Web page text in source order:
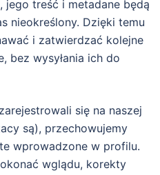
treść i metadane będą
nieokreślony. Dzięki temu
i zatwierdzać kolejne
bez wysyłania ich do
się na naszej
są), przechowujemy
wprowadzone w profilu.
wglądu, korekty